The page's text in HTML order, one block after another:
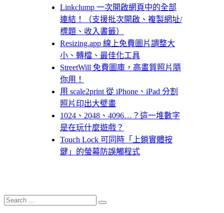
Linkclump 一次開啟網頁中的全部
連結！（支援批次開啟、複製網址/
標題、收入書籤）
Resizing.app 線上免費圖片調整大
小、轉檔、最佳化工具
StreetWill 免費圖庫，高畫質照片隨
你用！
用 scale2print 從 iPhone、iPad 分割
照片印出大壁畫
1024、2048、4096…？這一堆數字
是在玩什麼遊戲？
Touch Lock 可同時「上鎖實體按
鍵」的螢幕防誤觸程式
Search
for:
Search